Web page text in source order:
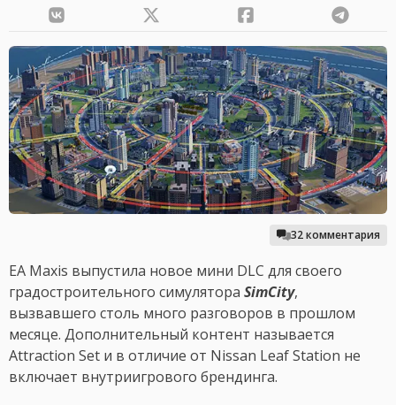
32 комментария
EA Maxis выпустила новое мини DLC для своего
градостроительного симулятора SimCity,
вызвавшего столь много разговоров в прошлом
месяце. Дополнительный контент называется
Attraction Set и в отличие от Nissan Leaf Station не
включает внутриигрового брендинга.